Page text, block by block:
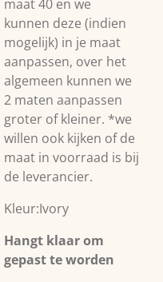
maat 40 en we
kunnen deze (indien
mogelijk) in je maat
aanpassen, over het
algemeen kunnen we
2 maten aanpassen
groter of kleiner. *we
willen ook kijken of de
maat in voorraad is bij
de leverancier.
Kleur:Ivory
Hangt klaar om
gepast te worden